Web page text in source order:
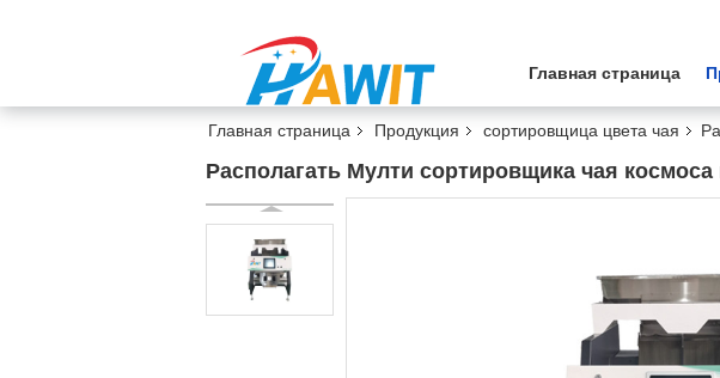
Главная страница
Главная страница Продукция сортировщица цвета чая
Располагать Мулти сортировщика чая